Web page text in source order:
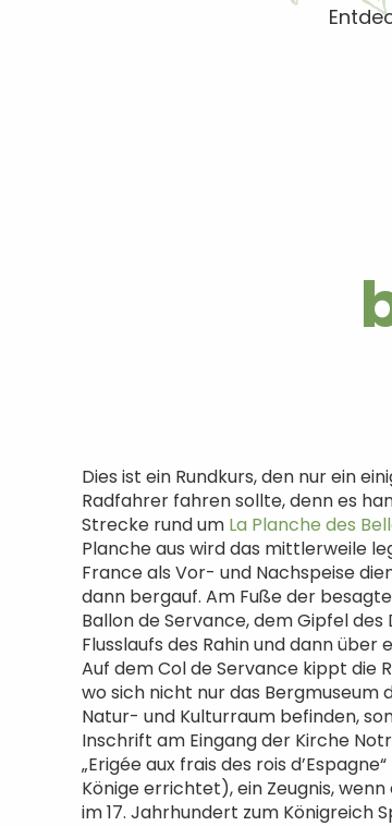
Dies ist ein Rundkurs, den nur ein
Radfahrer fahren sollte, denn es
Strecke rund um La Planche des
Planche aus wird das mittlerweile
France als Vor- und Nachspeise
dann bergauf. Am Fuße der
Ballon de Servance, dem Gipfel
Flusslaufs des Rahin und dann
Auf dem Col de Servance kippt die
wo sich nicht nur das
Natur- und Kulturraum befinden,
Inschrift am Eingang der Kirche
„Erigée aux frais des rois
Könige errichtet), ein Zeugnis,
im 17. Jahrhundert zum Königreich